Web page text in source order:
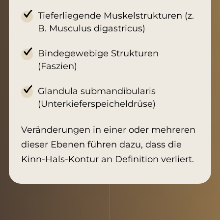
Tieferliegende Muskelstrukturen (z.
B. Musculus digastricus)
Bindegewebige Strukturen
(Faszien)
Glandula submandibularis
(Unterkieferspeicheldrüse)
Veränderungen in einer oder mehreren
dieser Ebenen führen dazu, dass die
Kinn-Hals-Kontur an Definition verliert.